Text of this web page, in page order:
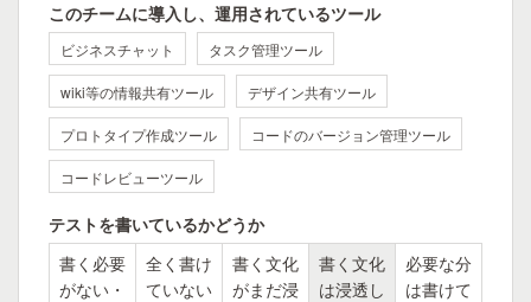
このチームに導入し、運用されているツール
ビジネスチャット タスク管理ツール
wiki等の情報共有ツール デザイン共有ツール
プロトタイプ作成ツール コードのバージョン管理ツール
コードレビューツール
テストを書いているかどうか
書く必要
がない・
全く書け
ていない
書く文化
がまだ浸
書く文化
は浸透し
必要な分
は書けて